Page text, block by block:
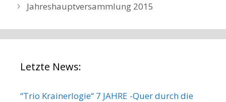
Jahreshauptversammlung 2015
Letzte News:
“Trio Krainerlogie“ 7 JAHRE -Quer durch die